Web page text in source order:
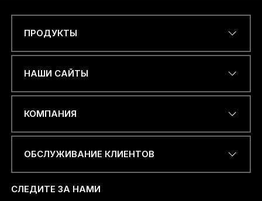
ПРОДУКТЫ
НАШИ САЙТЫ
КОМПАНИЯ
ОБСЛУЖИВАНИЕ КЛИЕНТОВ
СЛЕДИТЕ ЗА НАМИ